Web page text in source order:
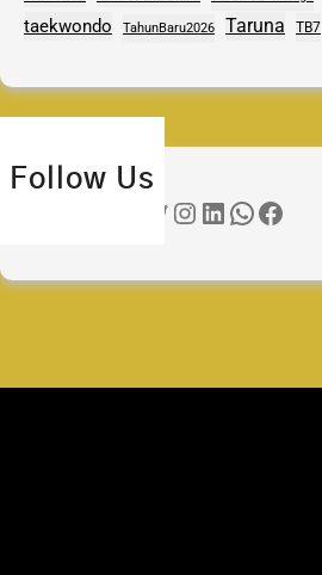
taekwondo TahunBaru2026 Taruna TB7
Follow Us
Instagram LinkedIn WhatsApp Facebook